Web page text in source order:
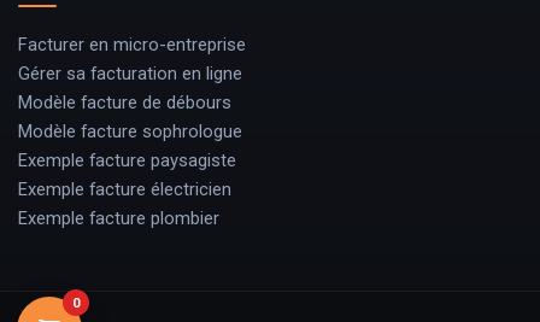
0
Facturer en micro-entreprise
Gérer sa facturation en ligne
Modèle facture de débours
Modèle facture sophrologue
Exemple facture paysagiste
Exemple facture électricien
Exemple facture plombier